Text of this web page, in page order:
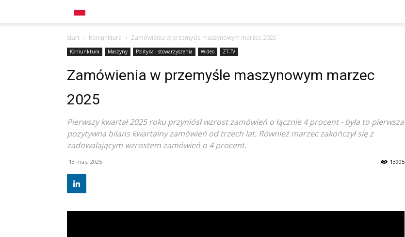
Start Koniunktura Zamówienia w przemyśle maszynowym marzec 2025
Koniunktura Maszyny Polityka i stowarzyszenia Wideo ZT-TV
Zamówienia w przemyśle maszynowym marzec
2025
Pierwszy kwartał 2025 roku przyniósł wzrost zamówień o łącznie 4 procent - była to pierwsza
pozytywna bilans kwartalny zamówień od trzech lat. Również marzec zakończył się z
zadowalającym wzrostem zamówień o 4 procent.
13 maja 2025 13905